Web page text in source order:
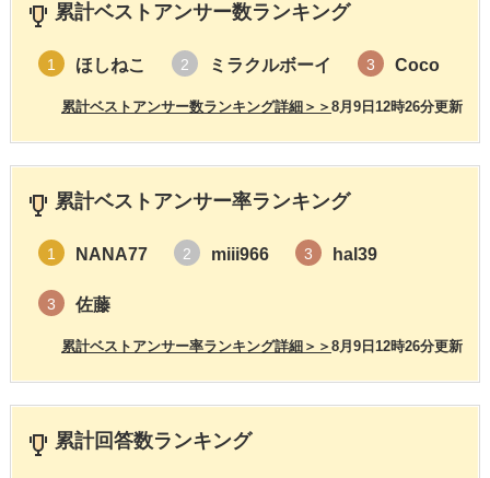
累計ベストアンサー数ランキング
1 ほしねこ 2 ミラクルボーイ 3 Coco
8月9日12時26分更新
累計ベストアンサー数ランキング詳細＞＞
累計ベストアンサー率ランキング
1 NANA77 2 miii966 3 hal39
3 佐藤
8月9日12時26分更新
累計ベストアンサー率ランキング詳細＞＞
累計回答数ランキング